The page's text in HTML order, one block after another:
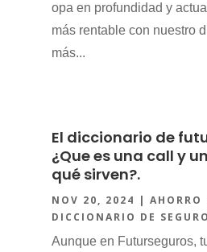
opa en profundidad y
más rentable con nuestro
más...
El diccionario de
¿Que es una call y
qué sirven?.
NOV 20, 2024 | AHORRO
DICCIONARIO DE
Aunque en Futurseguros,